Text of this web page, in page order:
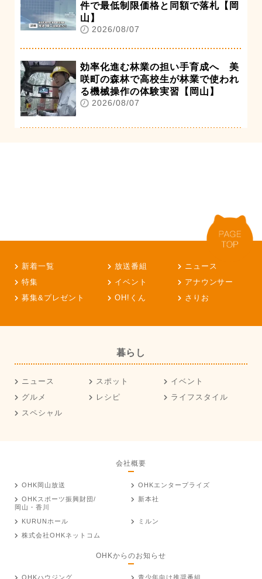
件で最低制限価格と同額で落札【岡
山】
2026/08/07
効率化進む林業の担い手育成へ 美
咲町の森林で高校生が林業で使われ
る機械操作の体験実習【岡山】
2026/08/07
新着一覧 放送番組
ニュース
特集
イベント
アナウンサー
募集&プレゼント
OH!くん さりお
暮らし
ニュース スポット
イベント
グルメ
レシピ
ライフスタイル
スペシャル
会社概要
OHK岡山放送
OHKエンタープライズ
OHKスポーツ振興財団/
岡山・香川
新本社
KURUNホール
ミルン
株式会社OHKネットコム
OHKからのお知らせ
OHKハウジング 青少年向け推奨番組